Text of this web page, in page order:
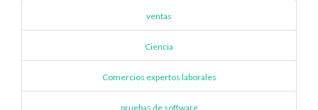
ventas
Ciencia
Comercios expertos laborales
pruebas de software